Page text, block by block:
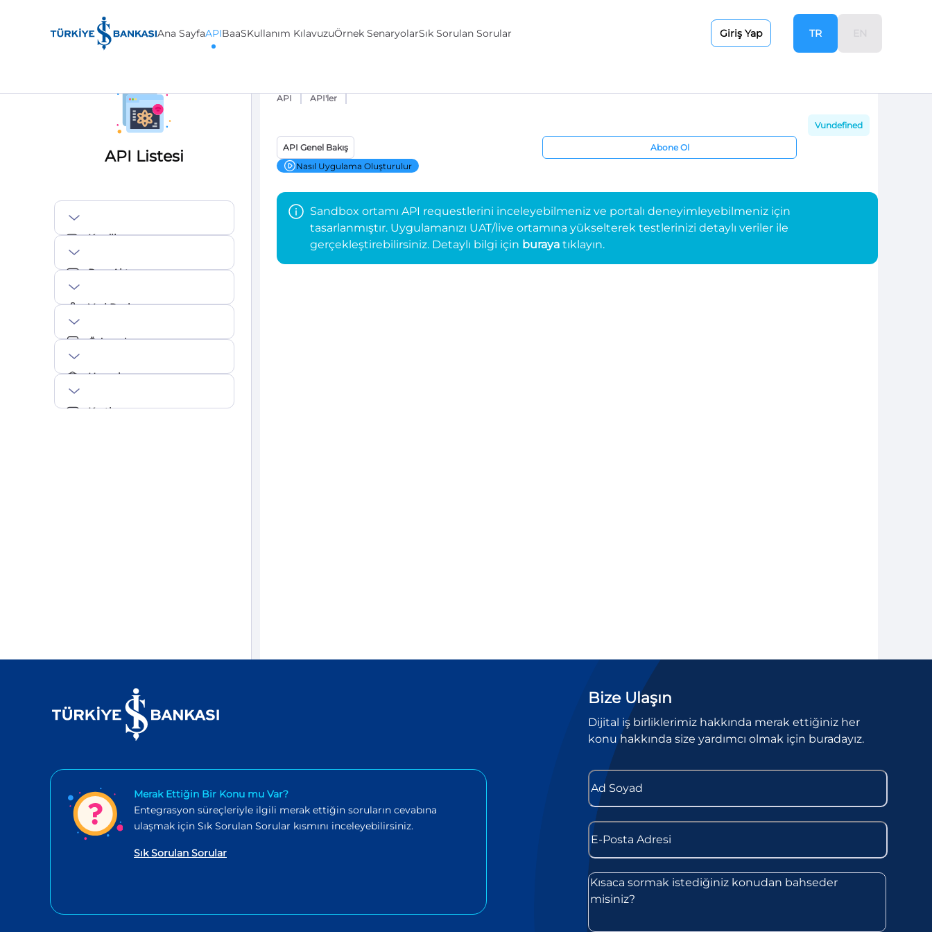
Ana SayfaAPIBaaSKullanım KılavuzuÖrnek SenaryolarSık Sorulan Sorular Giriş Yap TR
API Listesi
Krediler
Para Aktarma
Veri Paylaşımı
Ödemeler
Hesaplar
Kartlar
API API'ler
Vundefined
API Genel Bakış
Abone Ol
Nasıl Uygulama Oluşturulur
Sandbox ortamı API requestlerini inceleyebilmeniz ve portalı deneyimleyebilmeniz için
tasarlanmıştır. Uygulamanızı UAT/live ortamına yükselterek testlerinizi detaylı veriler ile
gerçekleştirebilirsiniz. Detaylı bilgi için buraya tıklayın.
Merak Ettiğin Bir Konu mu Var?
Entegrasyon süreçleriyle ilgili merak ettiğin soruların cevabına
ulaşmak için Sık Sorulan Sorular kısmını inceleyebilirsiniz.
Sık Sorulan Sorular
Bize Ulaşın
Dijital iş birliklerimiz hakkında merak ettiğiniz her
konu hakkında size yardımcı olmak için buradayız.